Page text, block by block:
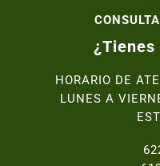
¿Tienes
HORARIO DE
LUNES A